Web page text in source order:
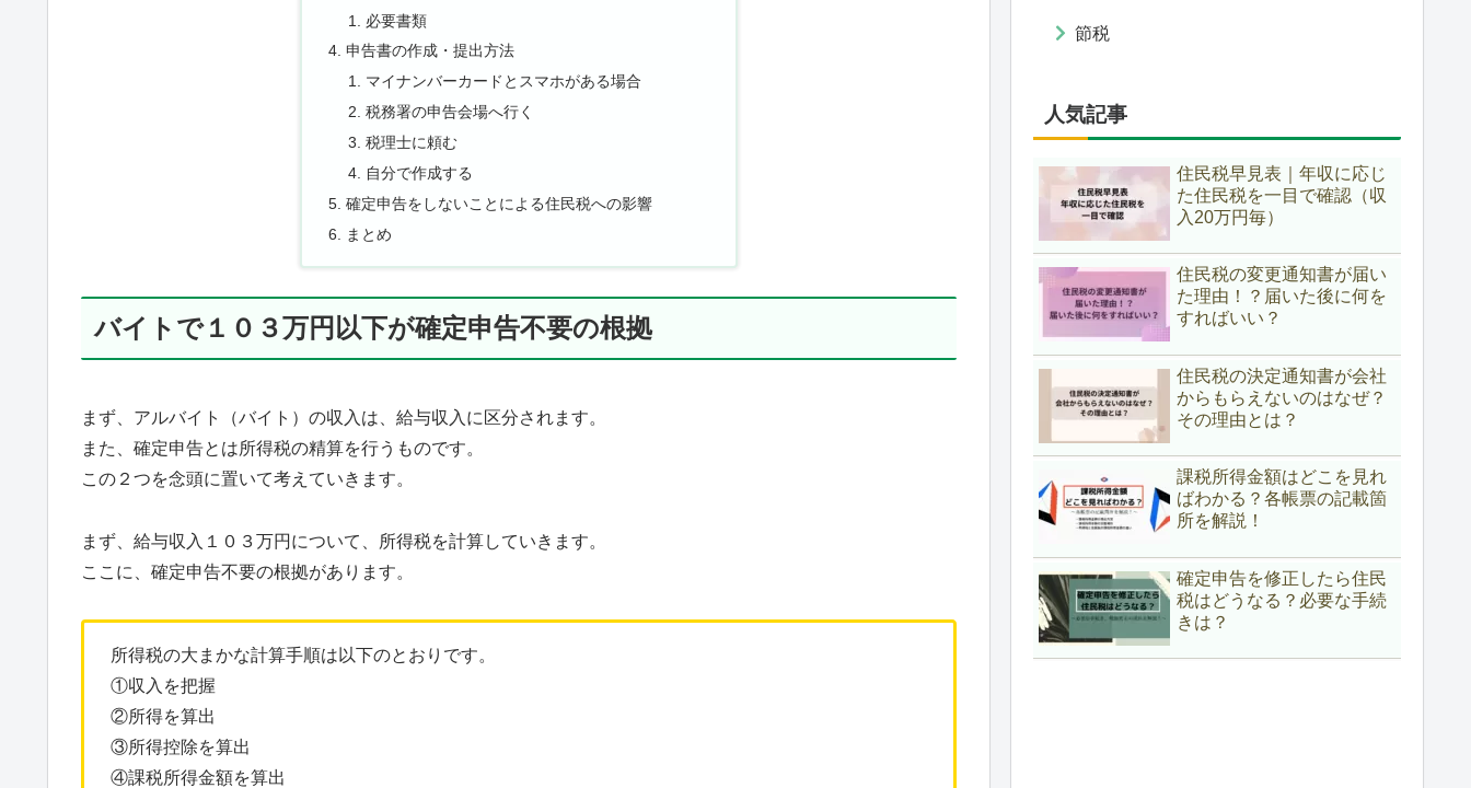
必要書類
申告書の作成・提出方法
マイナンバーカードとスマホがある場合
税務署の申告会場へ行く
税理士に頼む
自分で作成する
確定申告をしないことによる住民税への影響
まとめ
バイトで１０３万円以下が確定申告不要の根拠
まず、アルバイト（バイト）の収入は、給与収入に区分されます。
また、確定申告とは所得税の精算を行うものです。
この２つを念頭に置いて考えていきます。
まず、給与収入１０３万円について、所得税を計算していきます。
ここに、確定申告不要の根拠があります。
所得税の大まかな計算手順は以下のとおりです。
①収入を把握
②所得を算出
③所得控除を算出
④課税所得金額を算出
節税
人気記事
住民税早見表｜年収に応じ
た住民税を一目で確認（収
入20万円毎）
住民税の変更通知書が届い
た理由！？届いた後に何を
すればいい？
住民税の決定通知書が会社
からもらえないのはなぜ？
その理由とは？
課税所得金額はどこを見れ
ばわかる？各帳票の記載箇
所を解説！
確定申告を修正したら住民
税はどうなる？必要な手続
きは？